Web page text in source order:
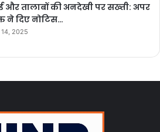
और तालाबों की अनदेखी पर सख्ती: अपर
ने दिए नोटिस…
2025